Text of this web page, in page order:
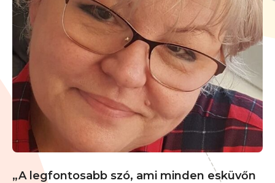
„A legfontosabb szó, ami minden esküvőn